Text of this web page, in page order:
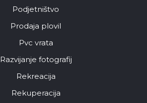
Podjetništvo
Prodaja plovil
Pvc vrata
Razvijanje fotografij
Rekreacija
Rekuperacija